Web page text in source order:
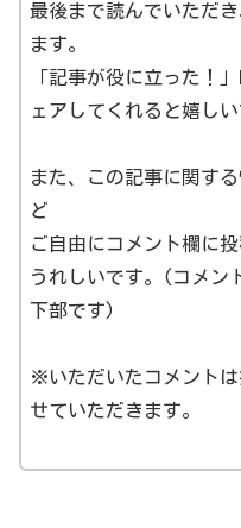
最後まで読んでいただ
ます。
「記事が役に立った！
ェアしてくれると嬉しい
また、この記事に関す
ど
ご自由にコメント欄に
うれしいです。(コメン
下部です)
※いただいたコメント
せていただきます。